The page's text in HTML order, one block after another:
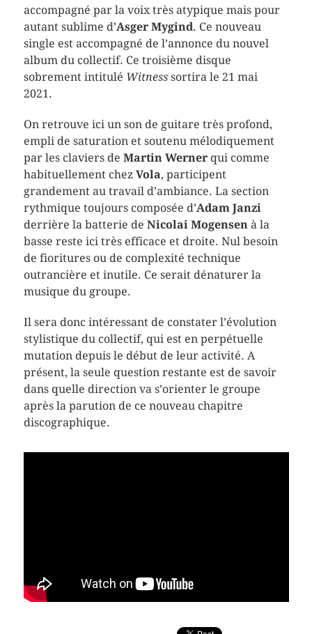
accompagné par la voix très atypique mais pour
autant sublime d’Asger Mygind. Ce nouveau
single est accompagné de l’annonce du nouvel
album du collectif. Ce troisième disque
sobrement intitulé Witnesssortira le 21 mai
2021.
On retrouve ici un son de guitare très profond,
empli de saturation et soutenu mélodiquement
par les claviers de Martin Wernerqui comme
habituellement chez Vola, participent
grandement au travail d’ambiance. La section
rythmique toujours composée d’Adam Janzi
derrière la batterie de Nicolai Mogensenà la
basse reste ici très efficace et droite. Nul besoin
de fioritures ou de complexité technique
outrancière et inutile. Ce serait dénaturer la
musique du groupe.
Il sera donc intéressant de constater l’évolution
stylistique du collectif, qui est en perpétuelle
mutation depuis le début de leur activité. A
présent, la seule question restante est de savoir
dans quelle direction va s’orienter le groupe
après la parution de ce nouveau chapitre
discographique.